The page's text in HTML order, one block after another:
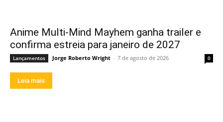
Anime Multi-Mind Mayhem ganha trailer e
confirma estreia para janeiro de 2027
Lançamentos Jorge Roberto Wright - 7 de agosto de 2026 0
Leia mais